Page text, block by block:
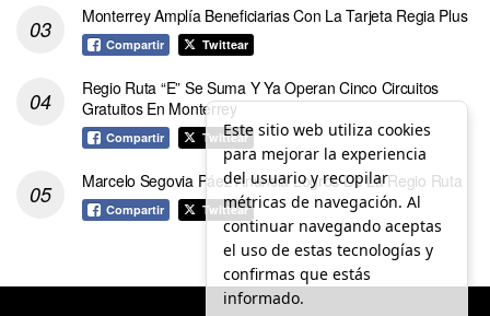
Monterrey Amplía Beneficiarias Con La Tarjeta Regia Plus
Compartir Twittear
Regio Ruta “E” Se Suma Y Ya Operan Cinco Circuitos
Gratuitos En Monterrey
Compartir Twittear
Marcelo Segovia Páez Anuncia Logros De La Regio Ruta
Compartir Twittear
Este sitio web utiliza cookies
para mejorar la experiencia
del usuario y recopilar
métricas de navegación. Al
continuar navegando aceptas
el uso de estas tecnologías y
confirmas que estás
informado.